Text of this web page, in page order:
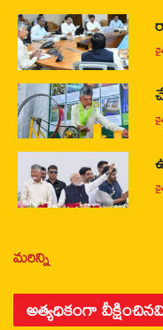
మరిన్ని
అత్యధికంగా